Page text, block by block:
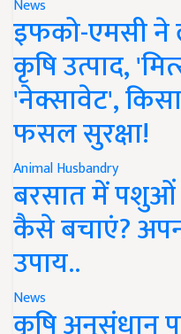
News
इफको-एमसी ने
कृषि उत्पाद,
'नेक्सावेट',
फसल सुरक्षा!
Animal Husbandry
बरसात में पशुओं
कैसे बचाएं?
उपाय..
News